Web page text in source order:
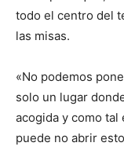
todo el centro del
las misas.
«No podemos
solo un lugar
acogida y como tal
puede no abrir